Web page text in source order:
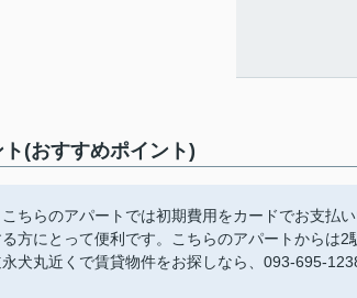
(おすすめポイント)
ちらのアパートでは初期費用をカードでお支払
方にとって便利です。こちらのアパートからは
犬丸近くで賃貸物件をお探しなら、093-695-